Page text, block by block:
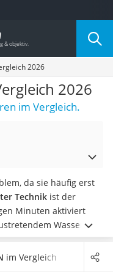
2026
2026
im Vergleich.
da sie häufig erst
Technik ist der
Minuten aktiviert
Wasser.
des Melders
Netz ist eine
im Vergleich